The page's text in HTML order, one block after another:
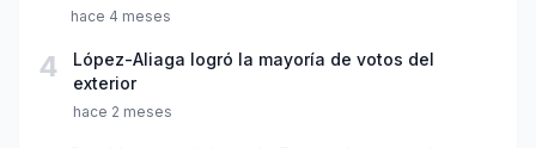
hace 4 meses
4
López-Aliaga logró la mayoría de votos del
exterior
hace 2 meses